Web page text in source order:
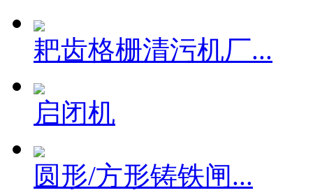
耙齿格栅清污机厂...
启闭机
圆形/方形铸铁闸...